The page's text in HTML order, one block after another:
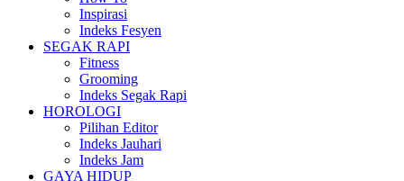
Inspirasi
Indeks Fesyen
SEGAK RAPI
Fitness
Grooming
Indeks Segak Rapi
HOROLOGI
Pilihan Editor
Indeks Jauhari
Indeks Jam
GAYA HIDUP